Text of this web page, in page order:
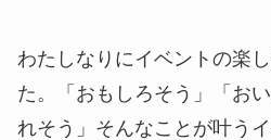
わたしなりにイベントの楽
た。「おもしろそう」「お
れそう」そんなことが叶う